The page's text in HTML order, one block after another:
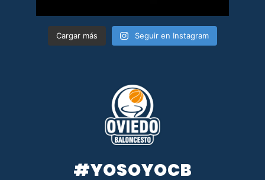
Cargar más Seguir en Instagram
#YOSOYOCB